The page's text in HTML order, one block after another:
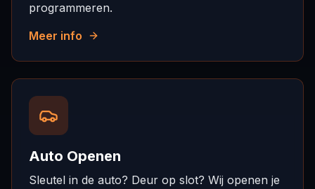
programmeren.
Meer info
Auto Openen
Sleutel in de auto? Deur op slot? Wij openen je